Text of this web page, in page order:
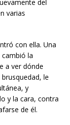
del
varias
con ella. Una
la
a ver dónde
le
y
y la cara, contra
de él.